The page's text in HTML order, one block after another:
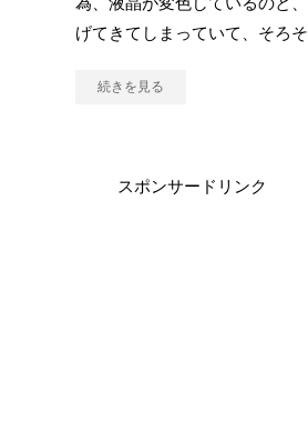
げてきてしまっていて、そろ
続きを見る
スポンサードリンク